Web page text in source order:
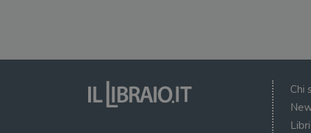
Chi
wordpress_sec_[hash]
CookieScriptConsent